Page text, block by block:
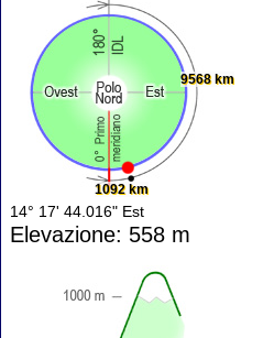
1092 km
9568 km
14° 17' 44.016" Est
Elevazione: 558 m